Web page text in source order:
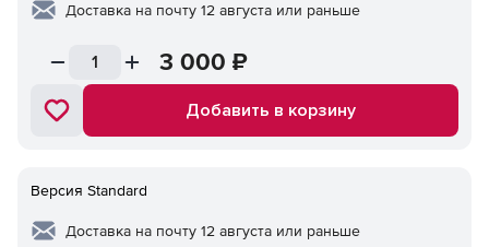
Доставка на почту 12 августа или раньше
3 000 ₽
Добавить в корзину
Версия Standard
Доставка на почту 12 августа или раньше